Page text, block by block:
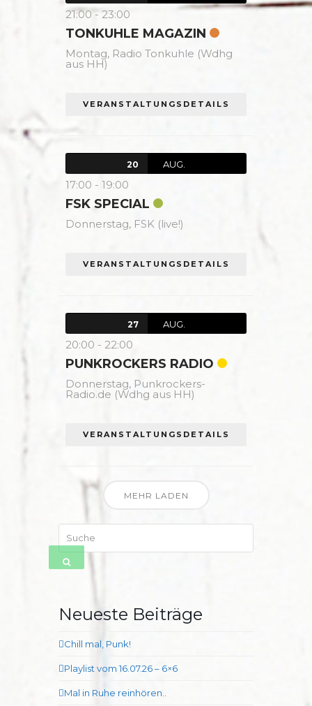
21:00 - 23:00
TONKUHLE MAGAZIN
Montag, Radio Tonkuhle (Wdhg
aus HH)
VERANSTALTUNGSDETAILS
20 AUG.
17:00 - 19:00
FSK SPECIAL
Donnerstag, FSK (live!)
VERANSTALTUNGSDETAILS
27 AUG.
20:00 - 22:00
PUNKROCKERS RADIO
Donnerstag, Punkrockers-
Radio.de (Wdhg aus HH)
VERANSTALTUNGSDETAILS
MEHR LADEN
Neueste Beiträge
Chill mal, Punk!
Playlist vom 16.07.26 – 6×6
Mal in Ruhe reinhören..